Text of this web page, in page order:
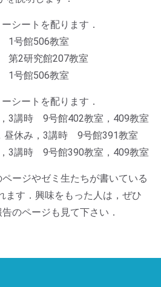
シートを配ります．
1号館506教室
第2研究館207教室
1号館506教室
シートを配ります．
3講時 9号館402教室，409教室
昼休み，3講時 9号館391教室
3講時 9号館390教室，409教室
ージやゼミ生たちが書いている
ます．興味をもった人は，ぜひ
のページも見て下さい．